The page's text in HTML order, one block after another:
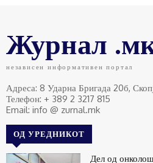
Журнал
независен информативен портал
Адреса: 8 Ударна Бригада 20б,
Телефон: + 389 2 3217 815
Email: info @ zurnal.mk
ОД УРЕДНИКОТ
Дел од